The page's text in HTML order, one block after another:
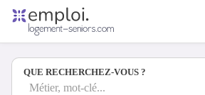
Offres d'emploi
Entreprises
Métiers
QUE RECHERCHEZ-VOUS ?
Métier, mot-clé...